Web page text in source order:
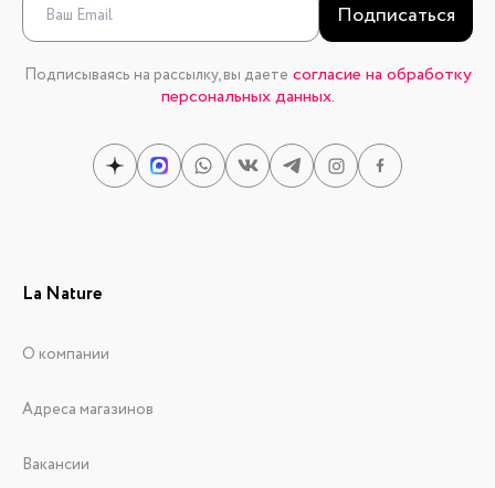
Подписаться
Подписываясь на рассылку, вы даете согласие на обработку
персональных данных.
La Nature
О компании
Адреса магазинов
Вакансии